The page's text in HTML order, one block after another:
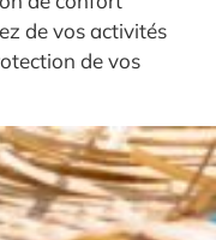
de vos activités
de vos